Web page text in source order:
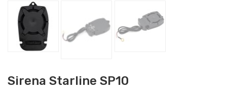
Sirena Starline SP10